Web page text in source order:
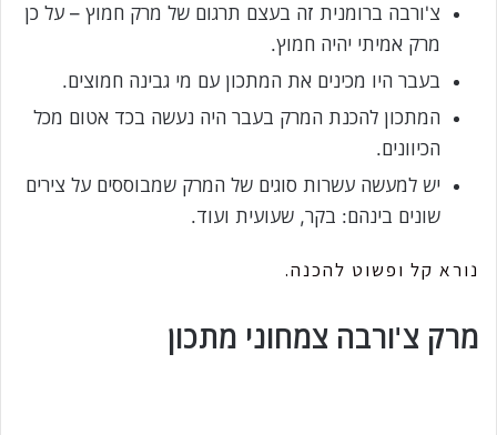
צ'ורבה ברומנית זה בעצם תרגום של מרק חמוץ – על כן
מרק אמיתי יהיה חמוץ.
בעבר היו מכינים את המתכון עם מי גבינה חמוצים.
המתכון להכנת המרק בעבר היה נעשה בכד אטום מכל
הכיוונים.
יש למעשה עשרות סוגים של המרק שמבוססים על צירים
שונים בינהם: בקר, שעועית ועוד.
נורא קל ופשוט להכנה.
מרק צ'ורבה צמחוני מתכון